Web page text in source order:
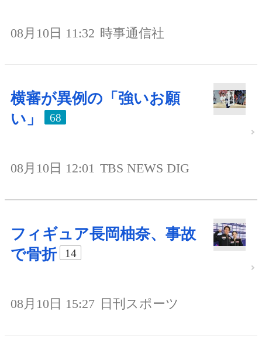
08月10日 11:32 時事通信社
横審が異例の「強いお願
い」
68
08月10日 12:01 TBS NEWS DIG
フィギュア長岡柚奈、事故
で骨折
14
08月10日 15:27 日刊スポーツ